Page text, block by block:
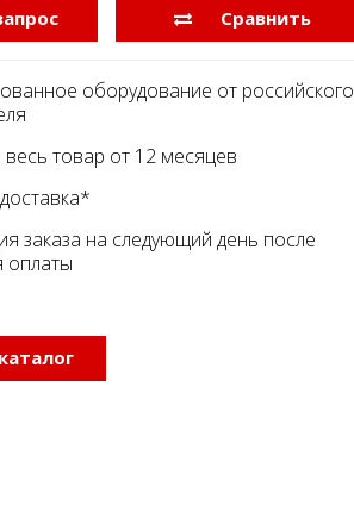
Сравнить
оборудование от российского
весь товар от 12 месяцев
заказа на следующий день после
оплаты